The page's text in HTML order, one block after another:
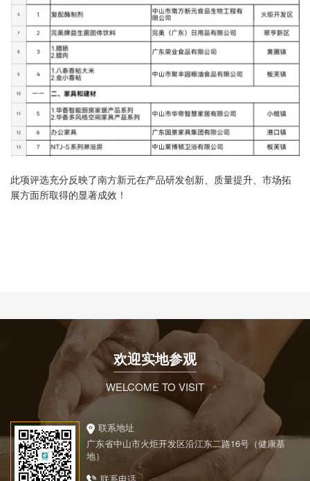
此项评选充分反映了南方新元在产品研发创新、质量提升、市场拓
展方面所取得的显著成效！
欢迎实地参观
WELCOME TO VISIT
联系地址
广东省中山市火炬开发区沿江东二路16号（健康基
地）